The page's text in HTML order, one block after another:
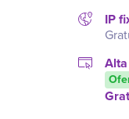
IP
Alta